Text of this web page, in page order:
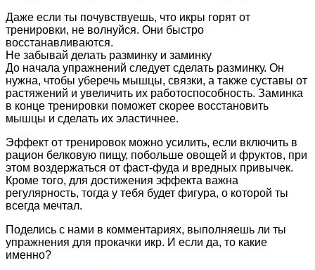
Даже если ты почувствуешь, что икры горят от
тренировки, не волнуйся. Они быстро
восстанавливаются.
Не забывай делать разминку и заминку
До начала упражнений следует сделать разминку. Он
нужна, чтобы уберечь мышцы, связки, а также суставы от
растяжений и увеличить их работоспособность. Заминка
в конце тренировки поможет скорее восстановить
мышцы и сделать их эластичнее.
Эффект от тренировок можно усилить, если включить в
рацион белковую пищу, побольше овощей и фруктов, при
этом воздержаться от фаст-фуда и вредных привычек.
Кроме того, для достижения эффекта важна
регулярность, тогда у тебя будет фигура, о которой ты
всегда мечтал.
Поделись с нами в комментариях, выполняешь ли ты
упражнения для прокачки икр. И если да, то какие
именно?